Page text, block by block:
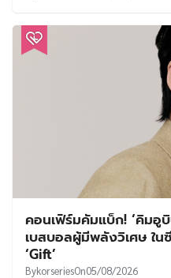
คอนเฟิร์มคัมแบ็ก! ‘คิมอู
เบสบอลผู้มีพลังวิเศษ ใน
‘Gift’
BykorseriesOn05/08/2026